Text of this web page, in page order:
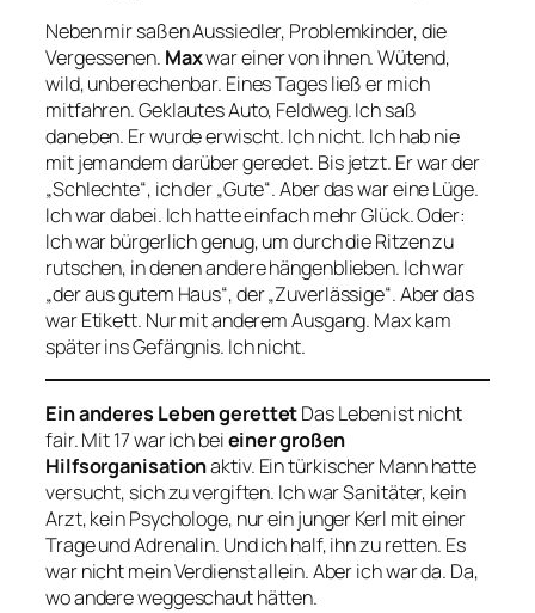
Neben mir saßen Aussiedler, Problemkinder, die
Vergessenen. Maxwar einer von ihnen. Wütend,
wild, unberechenbar. Eines Tages ließ er mich
mitfahren. Geklautes Auto, Feldweg. Ich saß
daneben. Er wurde erwischt. Ich nicht. Ich hab nie
mit jemandem darüber geredet. Bis jetzt. Er war der
„Schlechte“, ich der „Gute“. Aber das war eine Lüge.
Ich war dabei. Ich hatte einfach mehr Glück. Oder:
Ich war bürgerlich genug, um durch die Ritzen zu
rutschen, in denen andere hängenblieben. Ich war
„der aus gutem Haus“, der „Zuverlässige“. Aber das
war Etikett. Nur mit anderem Ausgang. Max kam
später ins Gefängnis. Ich nicht.
Ein anderes Leben gerettetDas Leben ist nicht
fair. Mit 17 war ich beieiner großen
Hilfsorganisationaktiv. Ein türkischer Mann hatte
versucht, sich zu vergiften. Ich war Sanitäter, kein
Arzt, kein Psychologe, nur ein junger Kerl mit einer
Trage und Adrenalin. Und ich half, ihn zu retten. Es
war nicht mein Verdienst allein. Aber ich war da. Da,
wo andere weggeschaut hätten.